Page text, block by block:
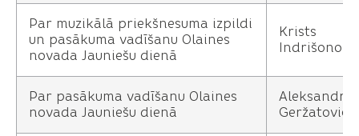
Par muzikālā priekšnesuma izpildi
un pasākuma vadīšanu Olaines
novada Jauniešu dienā
Krists
Indrišonoks
Par pasākuma vadīšanu Olaines
novada Jauniešu dienā
Aleksandrs
Geržatovičs